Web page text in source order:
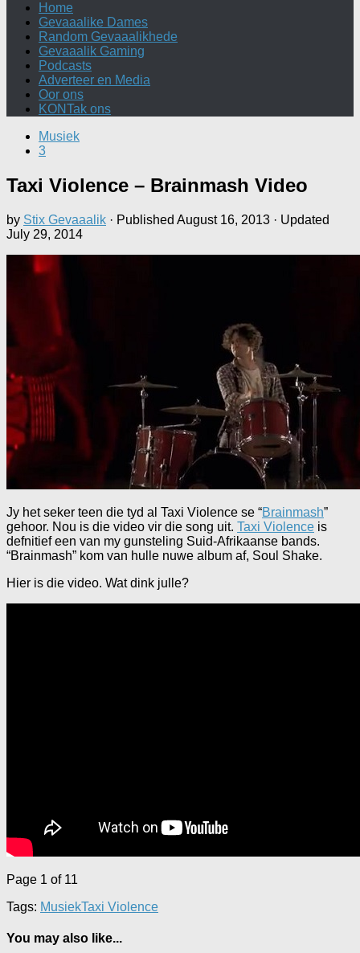
Home
Gevaaalike Dames
Random Gevaaalikhede
Gevaaalik Gaming
Podcasts
Adverteer en Media
Oor ons
KONTak ons
Musiek
3
Taxi Violence – Brainmash Video
by Stix Gevaaalik · Published August 16, 2013 · Updated
July 29, 2014
Jy het seker teen die tyd al Taxi Violence se “Brainmash”
gehoor. Nou is die video vir die song uit. Taxi Violence is
defnitief een van my gunsteling Suid-Afrikaanse bands.
“Brainmash” kom van hulle nuwe album af, Soul Shake.
Hier is die video. Wat dink julle?
Page 1 of 11
Tags: MusiekTaxi Violence
You may also like...